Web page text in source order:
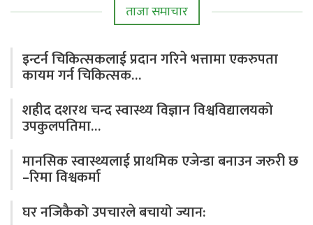
ताजा समाचार
इन्टर्न चिकित्सकलाई प्रदान गरिने भत्तामा एकरुपता
कायम गर्न चिकित्सक…
शहीद दशरथ चन्द स्वास्थ्य विज्ञान विश्वविद्यालयको
उपकुलपतिमा…
मानसिक स्वास्थ्यलाई प्राथमिक एजेन्डा बनाउन जरुरी छ
–रिमा विश्वकर्मा
घर नजिकैको उपचारले बचायो ज्यान: